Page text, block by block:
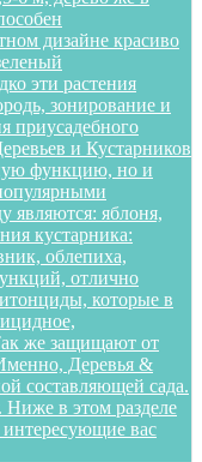
дизайне красиво
эти растения
зонирование и
приусадебного
и Кустарников
функцию, но и
являются: яблоня,
кустарника:
облепиха,
отлично
которые в
же защищают от
Деревья &
составляющей сада.
в этом разделе
вас